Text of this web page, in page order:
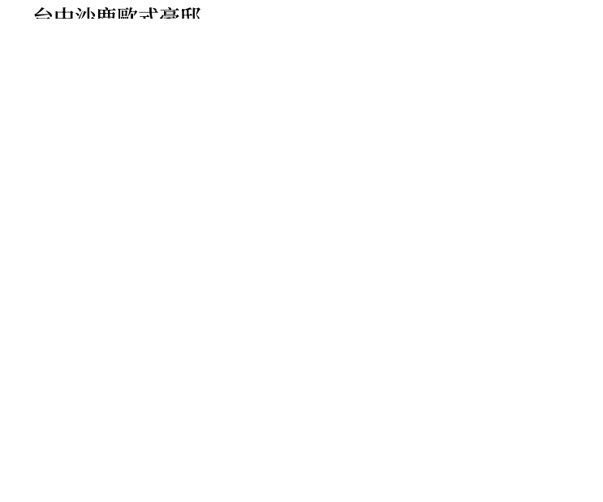
台中沙鹿歐式豪邸